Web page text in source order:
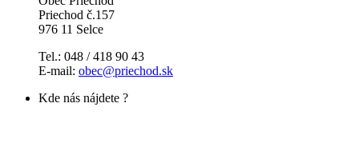
Priechod č.157
976 11 Selce
Tel.: 048 / 418 90 43
E-mail: obec@priechod.sk
Kde nás nájdete ?